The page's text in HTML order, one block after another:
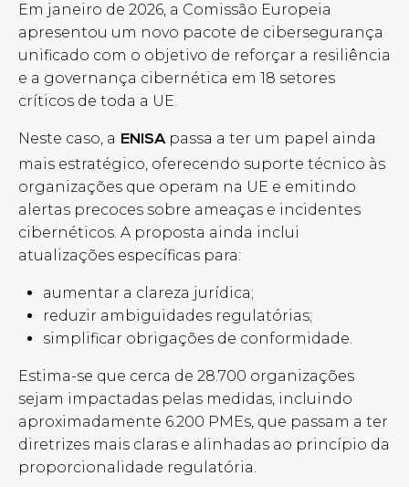
Em janeiro de 2026, a Comissão Europeia
apresentou um novo pacote de cibersegurança
unificado com o objetivo de reforçar a resiliência
e a governança cibernética em 18 setores
críticos de toda a UE.
Neste caso, a ENISApassa a ter um papel ainda
mais estratégico, oferecendo suporte técnico às
organizações que operam na UE e emitindo
alertas precoces sobre ameaças e incidentes
cibernéticos. A proposta ainda inclui
atualizações específicas para:
aumentar a clareza jurídica;
reduzir ambiguidades regulatórias;
simplificar obrigações de conformidade.
Estima-se que cerca de 28.700 organizações
sejam impactadas pelas medidas, incluindo
aproximadamente 6.200 PMEs, que passam a ter
diretrizes mais claras e alinhadas ao princípio da
proporcionalidade regulatória.